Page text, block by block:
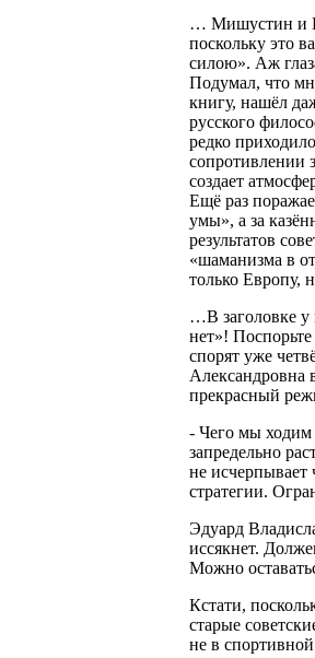
… Мишустин и
поскольку это
силою». Аж
Подумал, что
книгу, нашёл
русского
редко
сопротивлении
создает
Ещё раз
умы», а за
результатов
«шаманизма в
только Европу,
…В заголовке у
нет»!
спорят уже
Александровна
прекрасный
- Чего мы ходим
запредельно
не
стратегии.
Эдуард
иссякнет.
Можно
Кстати,
старые
не в